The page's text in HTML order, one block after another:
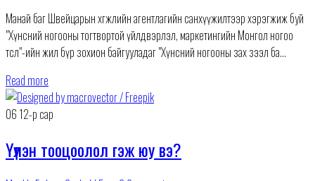
Манай баг Швейцарын хөгжлийн агентлагийн санхүүжилтээр хэрэгжиж буй
"Хүнсний ногооны тогтвортой үйлдвэрлэл, маркетингийн Монгол ногоо
төсөл"-ийн жил бүр зохион байгууладаг "Хүнсний ногооны зах зээл ба
Read more
06 12-р сар
Үүлэн тооцоолол гэж юу вэ?